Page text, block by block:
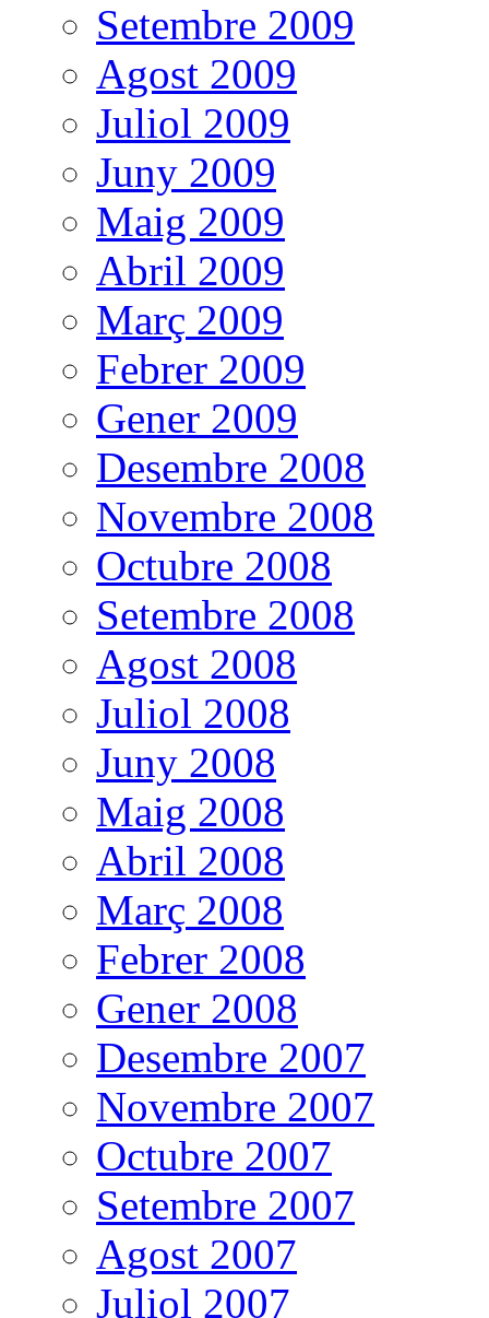
Setembre 2009
Agost 2009
Juliol 2009
Juny 2009
Maig 2009
Abril 2009
Març 2009
Febrer 2009
Gener 2009
Desembre 2008
Novembre 2008
Octubre 2008
Setembre 2008
Agost 2008
Juliol 2008
Juny 2008
Maig 2008
Abril 2008
Març 2008
Febrer 2008
Gener 2008
Desembre 2007
Novembre 2007
Octubre 2007
Setembre 2007
Agost 2007
Juliol 2007